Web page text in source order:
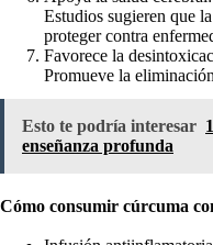
Estudios sugieren que
proteger contra
Favorece la
Promueve la
Esto te podría interesar
enseñanza profunda
Cómo consumir cúrcuma